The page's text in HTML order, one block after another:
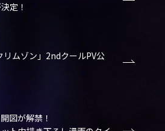
定！
リムゾン」2ndクールPV公
図が解禁！